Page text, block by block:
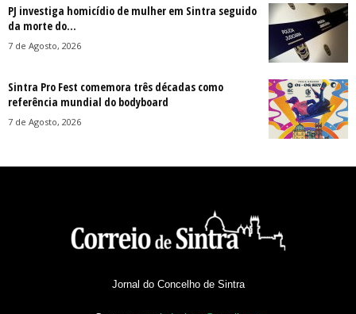
PJ investiga homicídio de mulher em Sintra seguido
da morte do...
7 de Agosto, 2026
Sintra Pro Fest comemora três décadas como
referência mundial do bodyboard
7 de Agosto, 2026
Jornal do Concelho de Sintra